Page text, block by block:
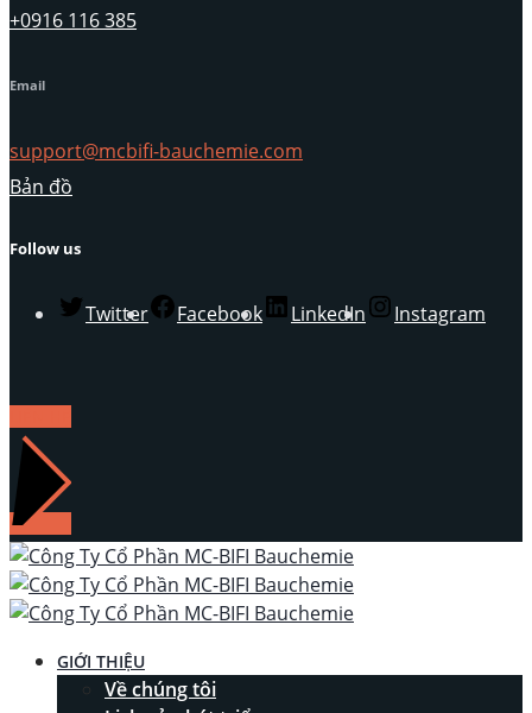
+0916 116 385
Email
support@mcbifi-bauchemie.com
Bản đồ
Follow us
Twitter Facebook LinkedIn Instagram
GIỚI THIỆU
Về chúng tôi